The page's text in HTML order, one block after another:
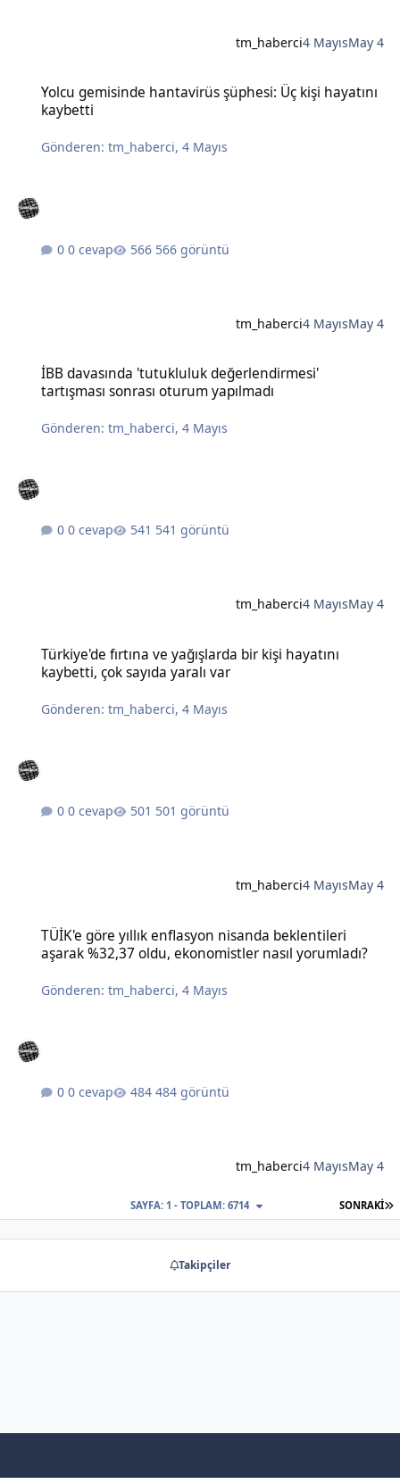
tm_haberci4 MayısMay 4
Yolcu gemisinde hantavirüs şüphesi: Üç kişi hayatını
kaybetti
Gönderen:tm_haberci,4 Mayıs
0 cevap 566 görüntü
tm_haberci4 MayısMay 4
İBB davasında 'tutukluluk değerlendirmesi'
tartışması sonrası oturum yapılmadı
Gönderen:tm_haberci,4 Mayıs
0 cevap 541 görüntü
tm_haberci4 MayısMay 4
Türkiye'de fırtına ve yağışlarda bir kişi hayatını
kaybetti, çok sayıda yaralı var
Gönderen:tm_haberci,4 Mayıs
0 cevap 501 görüntü
tm_haberci4 MayısMay 4
TÜİK'e göre yıllık enflasyon nisanda beklentileri
aşarak %32,37 oldu, ekonomistler nasıl yorumladı?
Gönderen:tm_haberci,4 Mayıs
0 cevap 484 görüntü
tm_haberci4 MayısMay 4
SONRAKI
SAYFA: 1 - TOPLAM: 6714
Takipçiler